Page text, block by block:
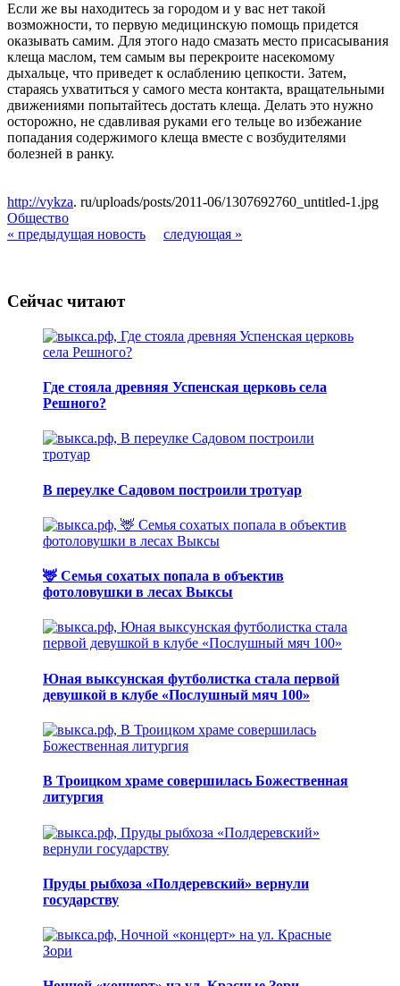
Если же вы находитесь за городом и у вас нет такой
возможности, то первую медицинскую помощь придется
оказывать самим. Для этого надо смазать место присасывания
клеща маслом, тем самым вы перекроите насекомому
дыхальце, что приведет к ослаблению цепкости. Затем,
стараясь ухватиться у самого места контакта, вращательными
движениями попытайтесь достать клеща. Делать это нужно
осторожно, не сдавливая руками его тельце во избежание
попадания содержимого клеща вместе с возбудителями
болезней в ранку.
http://vykza. ru/uploads/posts/2011-06/1307692760_untitled-1.jpg
Общество
« предыдущая новость
следующая »
Сейчас читают
Где стояла древняя Успенская церковь села
Решного?
В переулке Садовом построили тротуар
🦌 Семья сохатых попала в объектив
фотоловушки в лесах Выксы
Юная выксунская футболистка стала первой
девушкой в клубе «Послушный мяч 100»
В Троицком храме совершилась Божественная
литургия
Пруды рыбхоза «Полдеревский» вернули
государству